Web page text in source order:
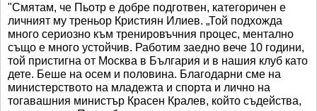
"Смятам, че Пьотр е добре подготвен, категоричен е
личният му треньор Кристиян Илиев. „Той подхожда
много сериозно към тренировъчния процес, ментално
също е много устойчив. Работим заедно вече 10 години,
той пристигна от Москва в България и в нашия клуб като
дете. Беше на осем и половина. Благодарни сме на
министерството на младежта и спорта и лично на
тогавашния министър Красен Кралев, който съдейства,